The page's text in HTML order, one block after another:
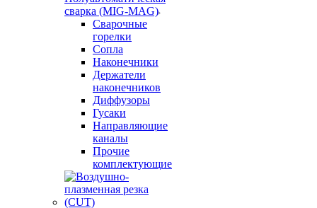
сварка (MIG-MAG)
Сварочные
горелки
Сопла
Наконечники
Держатели
наконечников
Диффузоры
Гусаки
Направляющие
каналы
Прочие
комплектующие